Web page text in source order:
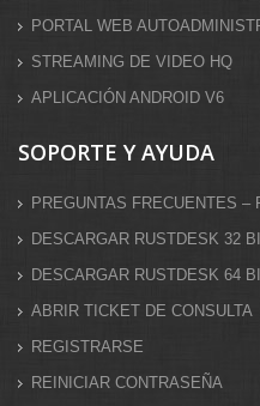
PORTAL WEB
STREAMING DE VIDEO HQ
APLICACIÓN ANDROID V6
SOPORTE Y AYUDA
PREGUNTAS FRECUENTES –
DESCARGAR RUSTDESK 32
DESCARGAR RUSTDESK 64
ABRIR TICKET DE CONSULTA
REGISTRARSE
REINICIAR CONTRASEÑA